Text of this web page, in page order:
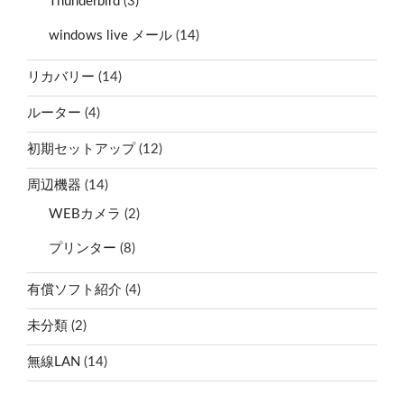
windows live メール (14)
リカバリー (14)
ルーター (4)
初期セットアップ (12)
周辺機器 (14)
WEBカメラ (2)
プリンター (8)
有償ソフト紹介 (4)
未分類 (2)
無線LAN (14)